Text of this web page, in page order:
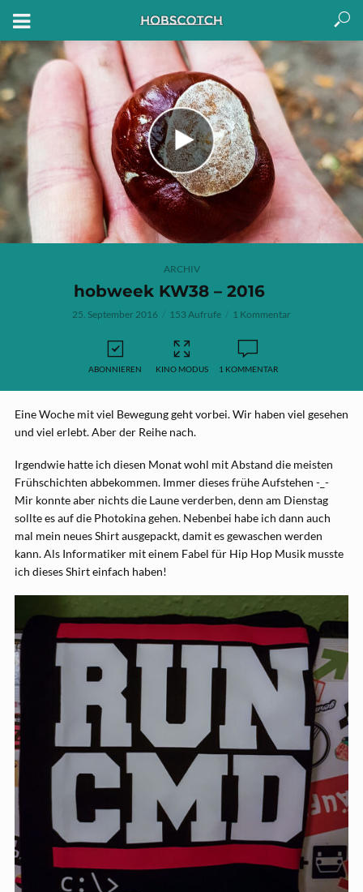
ARCHIV
hobweek KW38 – 2016
25. September 2016 153 Aufrufe 1 Kommentar
ABONNIEREN KINO MODUS 1 KOMMENTAR
Eine Woche mit viel Bewegung geht vorbei. Wir haben viel gesehen
und viel erlebt. Aber der Reihe nach.
Irgendwie hatte ich diesen Monat wohl mit Abstand die meisten
Frühschichten abbekommen. Immer dieses frühe Aufstehen -_-
Mir konnte aber nichts die Laune verderben, denn am Dienstag
sollte es auf die Photokina gehen. Nebenbei habe ich dann auch
mal mein neues Shirt ausgepackt, damit es gewaschen werden
kann. Als Informatiker mit einem Fabel für Hip Hop Musik musste
ich dieses Shirt einfach haben!